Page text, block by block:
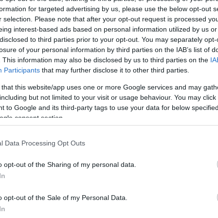
for targeted advertising by us, please use the below opt-out
selection. Please note that after your opt-out request is processed
interest-based ads based on personal information utilized by us
to third parties prior to your opt-out. You may separately
of your personal information by third parties on the IAB’s list of
This information may also be disclosed by us to third parties on the
Participants that may further disclose it to other third parties.
that this website/app uses one or more Google services and may
but not limited to your visit or usage behaviour. You may
to Google and its third-party tags to use your data for below
consent section.
Data Processing Opt Outs
opt-out of the Sharing of my personal data.
opt-out of the Sale of my Personal Data.
Jelszó Emlékezzen rám
Regisztráció
szaknévsora
KERTÉSZ ÉS KERTÉSZET REGISZTRÁCIÓ NÖVÉNYKATALÓGUS
x viridissima
– a
faj
élnek
csak